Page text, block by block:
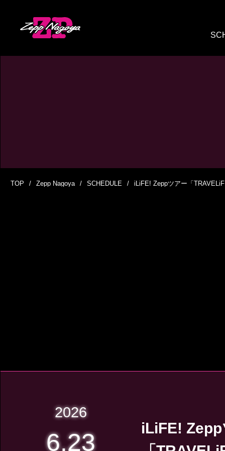
TOP Zepp Nagoya SCHEDULE iLiFE! Zeppツアー「
2026
6.23
iLiFE!